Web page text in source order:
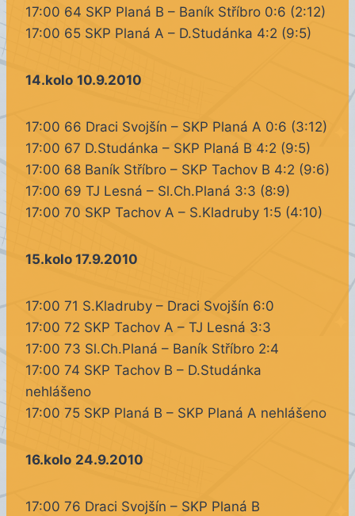
17:00 64 SKP Planá B – Baník Stříbro 0:6 (2:12)
17:00 65 SKP Planá A – D.Studánka 4:2 (9:5)
14.kolo 10.9.2010
17:00 66 Draci Svojšín – SKP Planá A 0:6 (3:12)
17:00 67 D.Studánka – SKP Planá B 4:2 (9:5)
17:00 68 Baník Stříbro – SKP Tachov B 4:2 (9:6)
17:00 69 TJ Lesná – Sl.Ch.Planá 3:3 (8:9)
17:00 70 SKP Tachov A – S.Kladruby 1:5 (4:10)
15.kolo 17.9.2010
17:00 71 S.Kladruby – Draci Svojšín 6:0
17:00 72 SKP Tachov A – TJ Lesná 3:3
17:00 73 Sl.Ch.Planá – Baník Stříbro 2:4
17:00 74 SKP Tachov B – D.Studánka
nehlášeno
17:00 75 SKP Planá B – SKP Planá A nehlášeno
16.kolo 24.9.2010
17:00 76 Draci Svojšín – SKP Planá B